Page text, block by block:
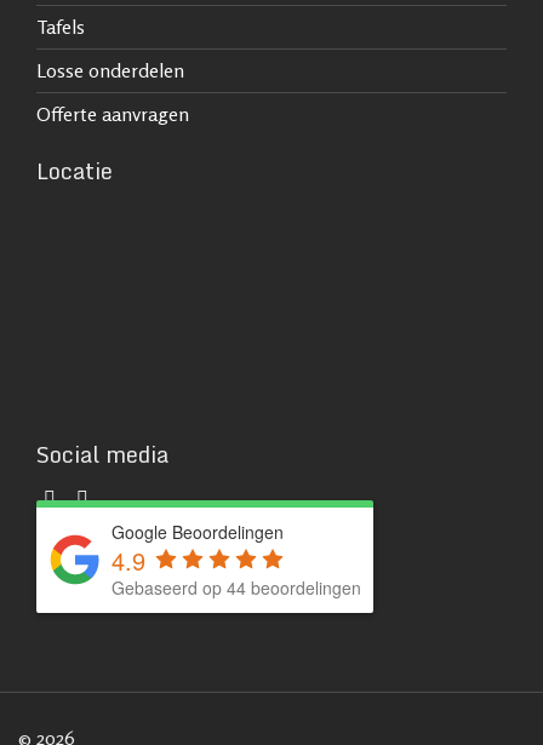
Tafels
Losse onderdelen
Offerte aanvragen
Locatie
Social media
Google Beoordelingen
4.9
Gebaseerd op 44 beoordelingen
© 2026